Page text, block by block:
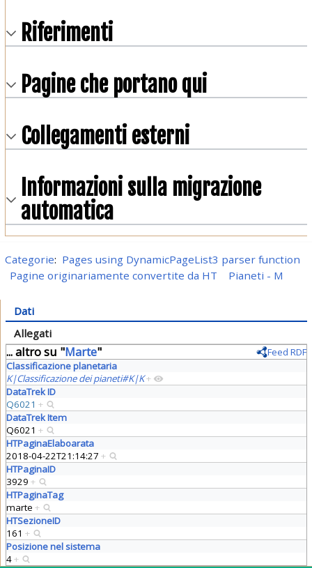
Riferimenti
Pagine che portano qui
Collegamenti esterni
Informazioni sulla migrazione
automatica
Categorie: Pages using DynamicPageList3 parser function
Pagine originariamente convertite da HT
Pianeti - M
Dati
Allegati
... altro su "Marte"
Feed RDF
Classificazione planetaria
K|Classificazione dei pianeti#K|K+
DataTrek ID
Q6021 +
DataTrek Item
Q6021 +
HTPaginaElaboarata
2018-04-22T21:14:27 +
HTPaginaID
3929 +
HTPaginaTag
marte +
HTSezioneID
161 +
Posizione nel sistema
4+